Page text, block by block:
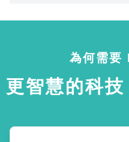
為何需要
更智慧的科